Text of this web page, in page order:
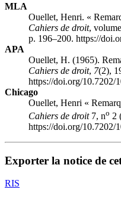
MLA
Ouellet, Henri. «
Cahiers de droit,
p. 196–200. https://
APA
Ouellet, H. (1965).
Cahiers de droit, 7(2),
https://doi.org/10.7202/
Chicago
Ouellet, Henri «
Cahiers de droit7, no 2
https://doi.org/10.7202/
Exporter la notice de
RIS